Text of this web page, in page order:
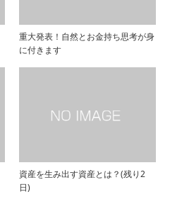
重大発表！自然とお金持ち思考が身
に付きます
資産を生み出す資産とは？(残り2
日)